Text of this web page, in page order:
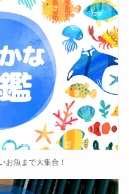
お魚まで大集合！